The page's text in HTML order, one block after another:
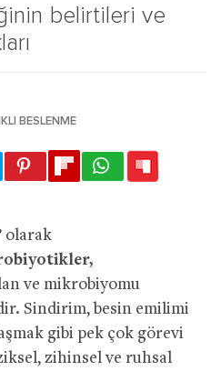
belirtileri ve
BESLENME
olarak
ve mikrobiyomu
Sindirim, besin emilimi
gibi pek çok görevi
zihinsel ve ruhsal